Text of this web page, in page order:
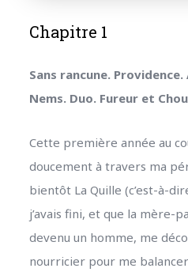
Chapitre 1
Sans rancune.
Nems. Duo. Fureur et
Cette première année au
doucement à travers ma
bientôt La Quille (c’est-à-
j’avais fini, et que la mère-
devenu un homme, me
nourricier pour me